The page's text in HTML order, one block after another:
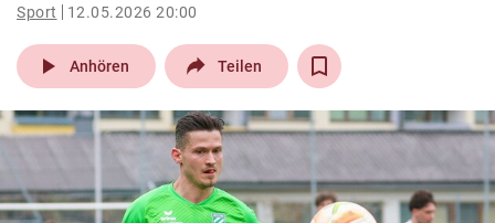
pin_drop
Wien arrow_right
bookmark
search
eingeben
Sport 12.05.2026 20:00
play_arrow Anhören Teilen